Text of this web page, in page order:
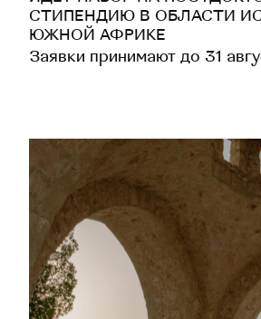
СТИПЕНДИЮ В ОБЛАСТИ
ЮЖНОЙ АФРИКЕ
Заявки принимают до 31